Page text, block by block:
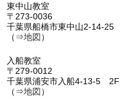
東中山教室
〒273-0036
千葉県船橋市東中山2-14-25
（⇒地図 ）
入船教室
〒279-0012
千葉県浦安市入船4-13-5 2F
（⇒地図 ）